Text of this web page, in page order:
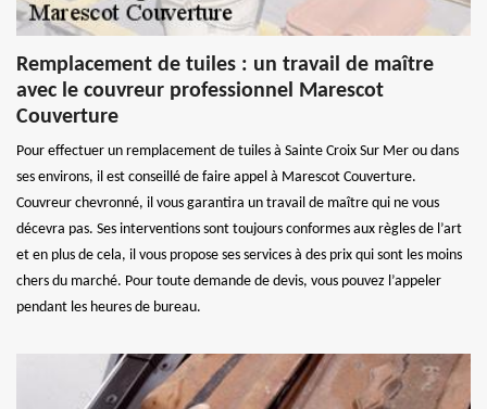
Remplacement de tuiles : un travail de maître
avec le couvreur professionnel Marescot
Couverture
Pour effectuer un remplacement de tuiles à Sainte Croix Sur Mer ou dans
ses environs, il est conseillé de faire appel à Marescot Couverture.
Couvreur chevronné, il vous garantira un travail de maître qui ne vous
décevra pas. Ses interventions sont toujours conformes aux règles de l’art
et en plus de cela, il vous propose ses services à des prix qui sont les moins
chers du marché. Pour toute demande de devis, vous pouvez l’appeler
pendant les heures de bureau.